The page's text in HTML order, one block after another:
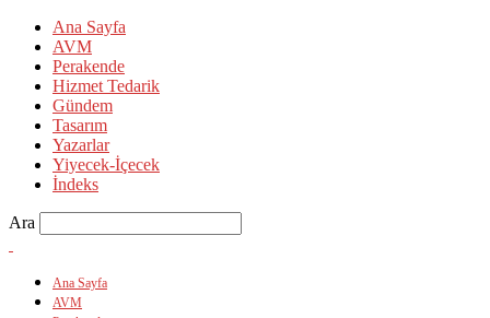
Ana Sayfa
AVM
Perakende
Hizmet Tedarik
Gündem
Tasarım
Yazarlar
Yiyecek-İçecek
İndeks
Ara
Ana Sayfa
AVM